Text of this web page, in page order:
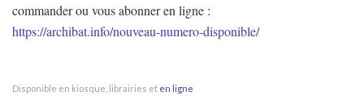
commander ou vous abonner en ligne :
https://archibat.info/nouveau-numero-disponible/
Disponible en kiosque, librairies et en ligne